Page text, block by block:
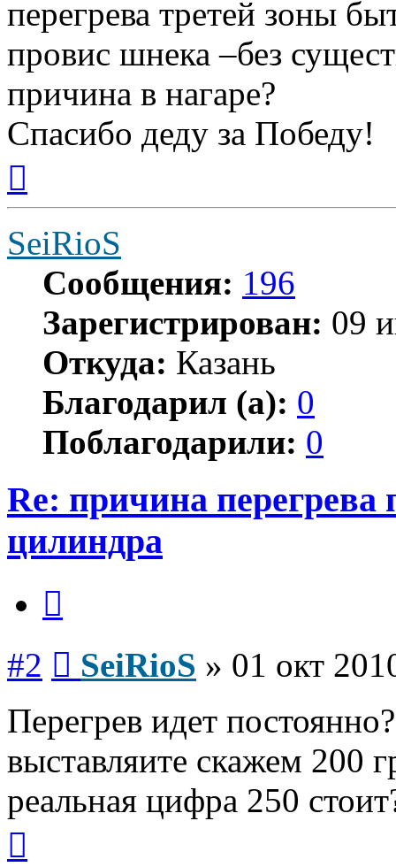
перегрева третей зоны
провис шнека –без
причина в нагаре?
Спасибо деду за Победу!
началу
SeiRioS
Сообщения: 196
Зарегистрирован: 09
Откуда: Казань
Благодарил (а): 0
Поблагодарили: 0
Re: причина перегрева
цилиндра
#2 SeiRioS » 01 окт
Перегрев идет
выставляите скажем 200
реальная цифра 250
началу